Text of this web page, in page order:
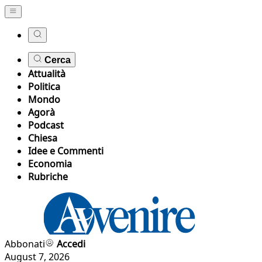
Cerca
Attualità
Politica
Mondo
Agorà
Podcast
Chiesa
Idee e Commenti
Economia
Rubriche
Abbonati
Accedi
August 7, 2026